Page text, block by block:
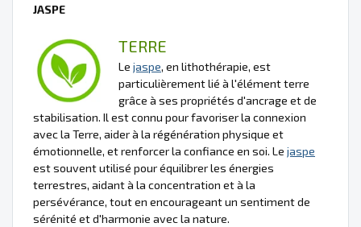
JASPE
TERRE
Le jaspe, en lithothérapie, est
particulièrement lié à l'élément terre
grâce à ses propriétés d'ancrage et de
stabilisation. Il est connu pour favoriser la connexion
avec la Terre, aider à la régénération physique et
émotionnelle, et renforcer la confiance en soi. Le jaspe
est souvent utilisé pour équilibrer les énergies
terrestres, aidant à la concentration et à la
persévérance, tout en encourageant un sentiment de
sérénité et d'harmonie avec la nature.